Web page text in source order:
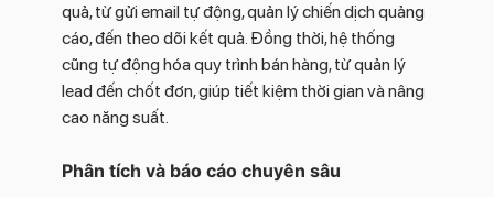
quả, từ gửi email tự động, quản lý chiến dịch quảng
cáo, đến theo dõi kết quả. Đồng thời, hệ thống
cũng tự động hóa quy trình bán hàng, từ quản lý
lead đến chốt đơn, giúp tiết kiệm thời gian và nâng
cao năng suất.
Phân tích và báo cáo chuyên sâu